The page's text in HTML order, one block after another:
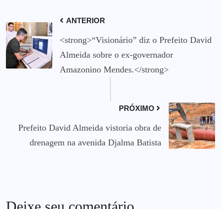
ANTERIOR
<strong>“Visionário” diz o Prefeito David
Almeida sobre o ex-governador
Amazonino Mendes.</strong>
PRÓXIMO
Prefeito David Almeida vistoria obra de
drenagem na avenida Djalma Batista